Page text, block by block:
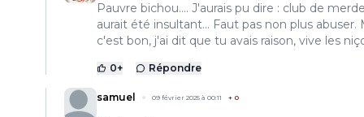
Pauvre bichou.... J'aurais pu dire : club de
aurait été insultant... Faut pas non plus abuser.
c'est bon, j'ai dit que tu avais raison, vive les
0+ Répondre
samuel 09 février 2025 à 00:11 + 0